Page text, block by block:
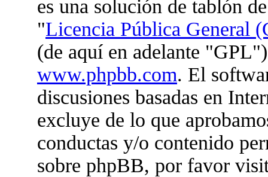
es una solución de tablón
"Licencia Pública General
(de aquí en adelante
www.phpbb.com. El
discusiones basadas en
excluye de lo que
conductas y/o contenido
sobre phpBB, por favor